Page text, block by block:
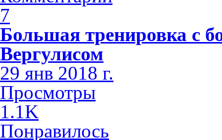
7
Большая тренировка с
Вергулисом
29 янв 2018 г.
Просмотры
1.1K
Понравилось